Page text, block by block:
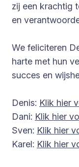
zij een krachtig
en
We feliciteren
harte met hun
succes en
Denis: Klik hier
Dani: Klik hier
Sven: Klik hier
Karel: Klik hier